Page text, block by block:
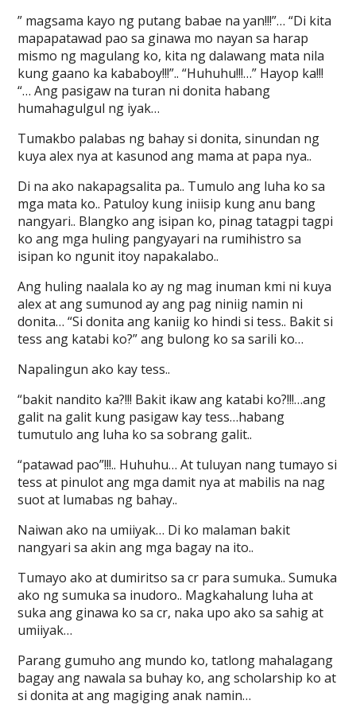
” magsama kayo ng putang babae na yan!!!”… “Di kita
mapapatawad pao sa ginawa mo nayan sa harap
mismo ng magulang ko, kita ng dalawang mata nila
kung gaano ka kababoy!!!”.. “Huhuhu!!!…” Hayop ka!!!
“… Ang pasigaw na turan ni donita habang
humahagulgul ng iyak…
Tumakbo palabas ng bahay si donita, sinundan ng
kuya alex nya at kasunod ang mama at papa nya..
Di na ako nakapagsalita pa.. Tumulo ang luha ko sa
mga mata ko.. Patuloy kung iniisip kung anu bang
nangyari.. Blangko ang isipan ko, pinag tatagpi tagpi
ko ang mga huling pangyayari na rumihistro sa
isipan ko ngunit itoy napakalabo..
Ang huling naalala ko ay ng mag inuman kmi ni kuya
alex at ang sumunod ay ang pag niniig namin ni
donita… “Si donita ang kaniig ko hindi si tess.. Bakit si
tess ang katabi ko?” ang bulong ko sa sarili ko…
Napalingun ako kay tess..
“bakit nandito ka?!!! Bakit ikaw ang katabi ko?!!!…ang
galit na galit kung pasigaw kay tess…habang
tumutulo ang luha ko sa sobrang galit..
“patawad pao”!!!.. Huhuhu… At tuluyan nang tumayo si
tess at pinulot ang mga damit nya at mabilis na nag
suot at lumabas ng bahay..
Naiwan ako na umiiyak… Di ko malaman bakit
nangyari sa akin ang mga bagay na ito..
Tumayo ako at dumiritso sa cr para sumuka.. Sumuka
ako ng sumuka sa inudoro.. Magkahalung luha at
suka ang ginawa ko sa cr, naka upo ako sa sahig at
umiiyak…
Parang gumuho ang mundo ko, tatlong mahalagang
bagay ang nawala sa buhay ko, ang scholarship ko at
si donita at ang magiging anak namin…